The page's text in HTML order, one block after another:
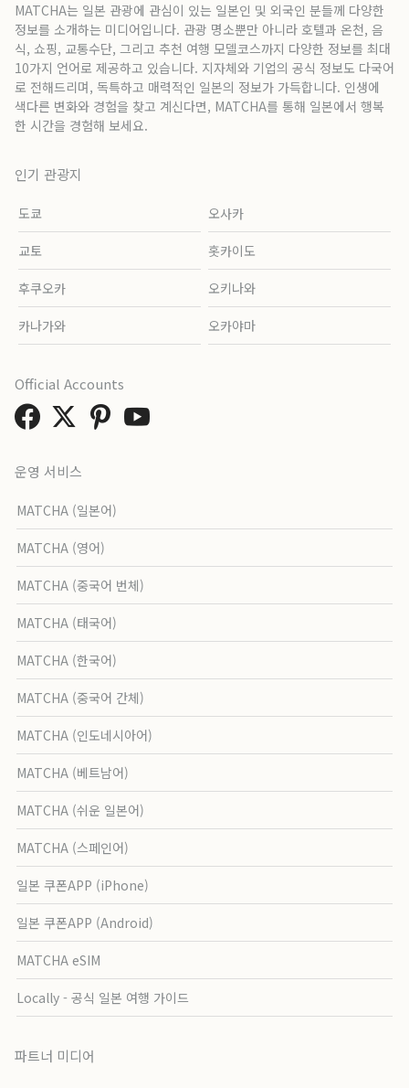
MATCHA는 일본 관광에 관심이 있는 일본인 및 외국인 분들께 다양한
정보를 소개하는 미디어입니다. 관광 명소뿐만 아니라 호텔과 온천, 음
식, 쇼핑, 교통수단, 그리고 추천 여행 모델코스까지 다양한 정보를 최대
10가지 언어로 제공하고 있습니다. 지자체와 기업의 공식 정보도 다국어
로 전해드리며, 독특하고 매력적인 일본의 정보가 가득합니다. 인생에
색다른 변화와 경험을 찾고 계신다면, MATCHA를 통해 일본에서 행복
한 시간을 경험해 보세요.
인기 관광지
도쿄 오사카
교토 홋카이도
후쿠오카 오키나와
카나가와 오카야마
운영 서비스
MATCHA (일본어)
MATCHA (영어)
MATCHA (중국어 번체)
MATCHA (태국어)
MATCHA (한국어)
MATCHA (중국어 간체)
MATCHA (인도네시아어)
MATCHA (베트남어)
MATCHA (쉬운 일본어)
MATCHA (스페인어)
일본 쿠폰APP (iPhone)
일본 쿠폰APP (Android)
MATCHA eSIM
Locally - 공식 일본 여행 가이드
파트너 미디어
Official Accounts